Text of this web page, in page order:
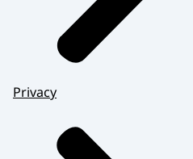
Privacy